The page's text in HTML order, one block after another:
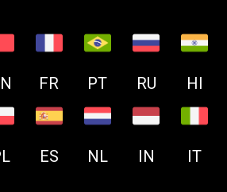
FR PT RU HI
ES NL IN IT